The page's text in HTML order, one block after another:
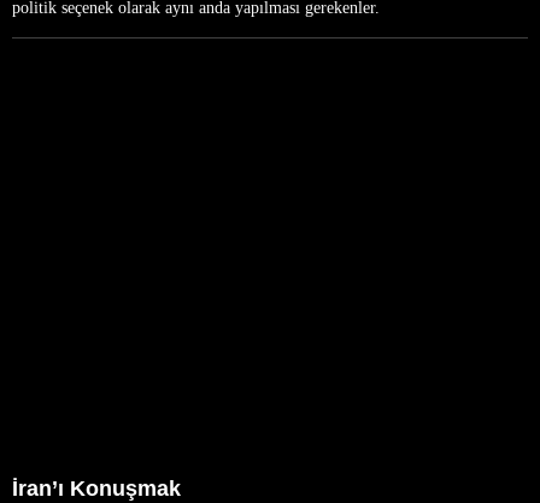
politik seçenek olarak aynı anda yapılması gerekenler.
İran’ı Konuşmak